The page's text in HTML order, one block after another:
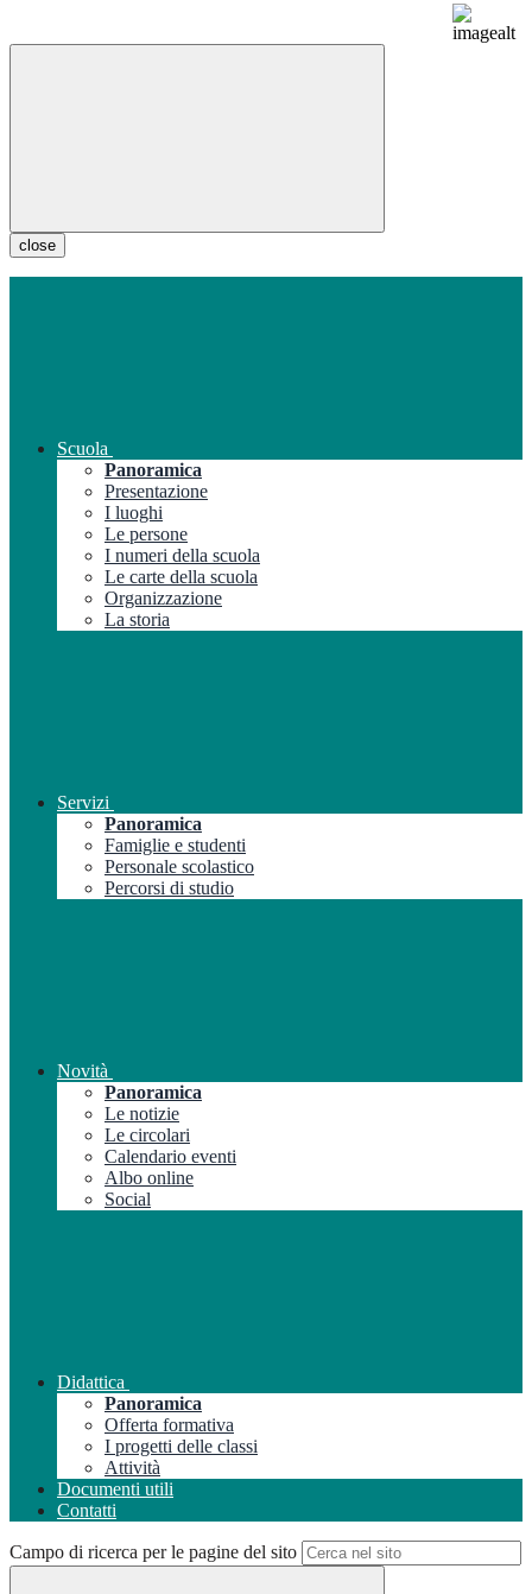
close
Scuola
Panoramica
Presentazione
I luoghi
Le persone
I numeri della scuola
Le carte della scuola
Organizzazione
La storia
Servizi
Panoramica
Famiglie e studenti
Personale scolastico
Percorsi di studio
Novità
Panoramica
Le notizie
Le circolari
Calendario eventi
Albo online
Social
Didattica
Panoramica
Offerta formativa
I progetti delle classi
Attività
Documenti utili
Contatti
Campo di ricerca per le pagine del sito